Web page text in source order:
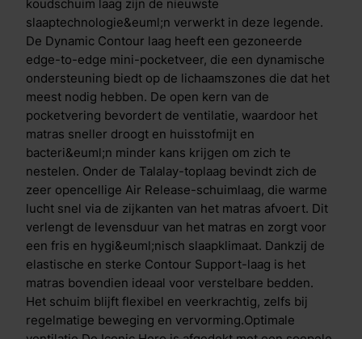
en een zacht comfort. Talalay matrassen zijn optimaal
ventilerend en zorgen ervoor dat je koel blijft in de
zomer en behaaglijk warm tijdens de wintermaanden.
De open celstructuur van de matrassen voorkomt
transpiratie, vermindert huisstofmijt en bevordert een
gezonde en hygi&euml;nische nachtrust. De
revolutionaire eco-friendly Lyocell tijk absorbeert
beter dan katoen, is zachter dan zijde en cre&euml;ert
een beter slaapklimaat dan linnen. Optimale ventilatie
De tijk van de Iconic-matrassen is uitgerust met de
gepatenteerde HeiQ Cool- en HeiQ Allergen
Tech&trade;-technologie&euml;n. HeiQ Allergen
Tech&trade; is een 100% natuurlijke behandeling die
allergenen van huisstofmijt en huisdieren vermindert
door actieve probiotica. HeiQ Cool past zich slim aan
je lichaam aan en zorgt voor directe &eacute;n
langdurige temperatuurregulatie. Bij aanraking voelt
de stof direct verkoelend aan. Heb je het toch warm?
koudschuim laag zijn de nieuwste
slaaptechnologie&euml;n verwerkt in deze legende.
De Dynamic Contour laag heeft een gezoneerde
edge-to-edge mini-pocketveer, die een dynamische
ondersteuning biedt op de lichaamszones die dat het
meest nodig hebben. De open kern van de
pocketvering bevordert de ventilatie, waardoor het
matras sneller droogt en huisstofmijt en
bacteri&euml;n minder kans krijgen om zich te
nestelen. Onder de Talalay-toplaag bevindt zich de
zeer opencellige Air Release-schuimlaag, die warme
lucht snel via de zijkanten van het matras afvoert. Dit
verlengt de levensduur van het matras en zorgt voor
een fris en hygi&euml;nisch slaapklimaat. Dankzij de
elastische en sterke Contour Support-laag is het
matras bovendien ideaal voor verstelbare bedden.
Het schuim blijft flexibel en veerkrachtig, zelfs bij
regelmatige beweging en vervorming.Optimale